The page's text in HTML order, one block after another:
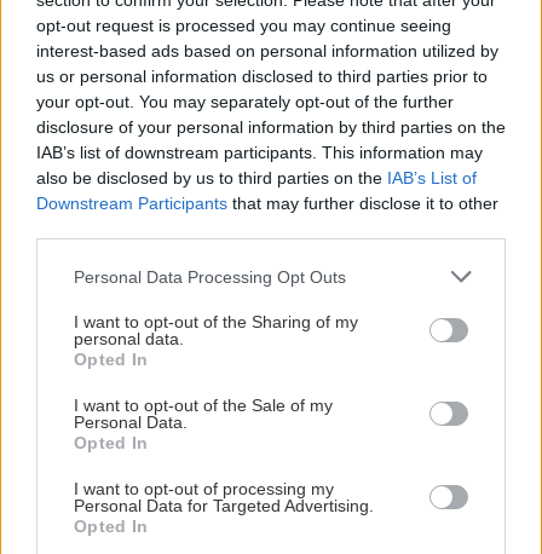
opt-out request is processed you may continue seeing
interest-based ads based on personal information utilized by
us or personal information disclosed to third parties prior to
your opt-out. You may separately opt-out of the further
disclosure of your personal information by third parties on the
IAB’s list of downstream participants. This information may
also be disclosed by us to third parties on the IAB’s List of
Downstream Participants that may further disclose it to other
Personal Data Processing Opt Outs
I want to opt-out of the Sharing of my
personal data.
Opted In
I want to opt-out of the Sale of my
Personal Data.
Opted In
I want to opt-out of processing my
Personal Data for Targeted Advertising.
Opted In
Marfin: Προθεσμία έλαβε η 46χρονη - «Είναι
αθώα» λέει ο συνήγορός της
12:25
ΚΡΗΤΗ
Δήμας από Καστέλλι: Στόχος το αεροδρόμιο να
λειτουργεί κανονικά τον Νοέμβριο του 2028
Χωρίς τις αισθήσεις της ανασύρθηκε 53χρονη
από ακάλυπτο πολυκατοικίας
12:09
ΣΠΙΤΙ
Έφτασε το τέλος των φούρνων μικροκυμάτων;
12:00
GOSSIP - LIFESTYLE
Καλλιμάνη: Θαμώνας της πέταξε λουλούδια
ΠΕΡΙΣΣΟΤΕΡΑ
ΚΟΣΜΟΣ
ΗΠΑ: Έντονη ανησυχία για τον
μύκητα candida auris που
«αντιστέκεται» στα φάρμακα